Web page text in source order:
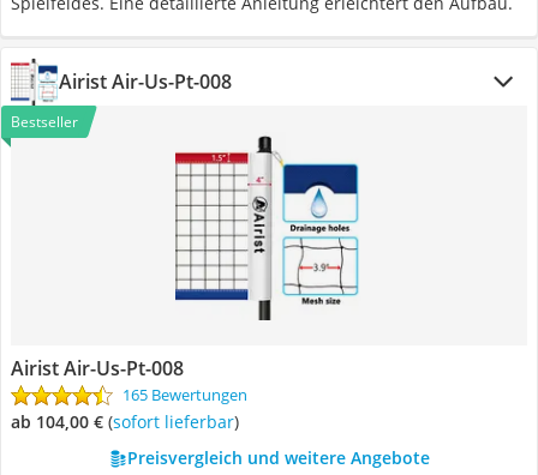
Airist ‎Air-Us-Pt-008
Bestseller
Airist ‎Air-Us-Pt-008
165 Bewertungen
ab 104,00 € ( Sofort lieferbar)
Preisvergleich und weitere Angebote